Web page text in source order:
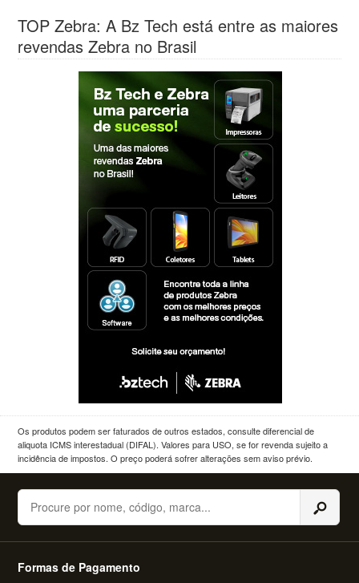
TOP Zebra: A Bz Tech está entre as maiores
revendas Zebra no Brasil
Os produtos podem ser faturados de outros estados, consulte diferencial de
aliquota ICMS interestadual (DIFAL). Valores para USO, se for revenda sujeito a
incidência de impostos. O preço poderá sofrer alterações sem aviso prévio.
Buscar
Formas de Pagamento